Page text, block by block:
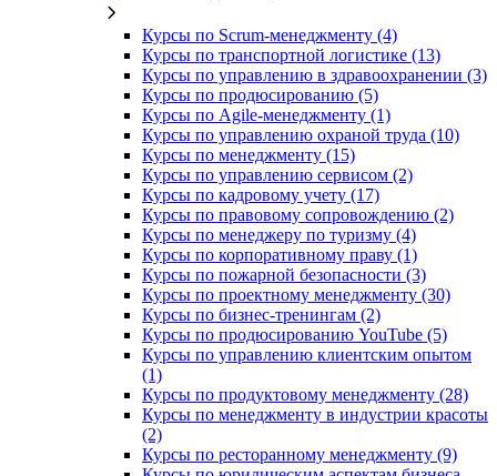
Курсы по Scrum-менеджменту (4)
Курсы по транспортной логистике (13)
Курсы по управлению в здравоохранении (3)
Курсы по продюсированию (5)
Курсы по Agile-менеджменту (1)
Курсы по управлению охраной труда (10)
Курсы по менеджменту (15)
Курсы по управлению сервисом (2)
Курсы по кадровому учету (17)
Курсы по правовому сопровождению (2)
Курсы по менеджеру по туризму (4)
Курсы по корпоративному праву (1)
Курсы по пожарной безопасности (3)
Курсы по проектному менеджменту (30)
Курсы по бизнес-тренингам (2)
Курсы по продюсированию YouTube (5)
Курсы по управлению клиентским опытом
(1)
Курсы по продуктовому менеджменту (28)
Курсы по менеджменту в индустрии красоты
(2)
Курсы по ресторанному менеджменту (9)